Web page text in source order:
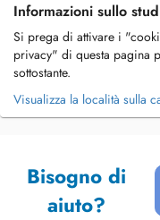
Informazioni sullo
Si prega di attivare i
privacy" di questa pagina
sottostante.
Visualizza la località sulla
Bisogno di
aiuto?